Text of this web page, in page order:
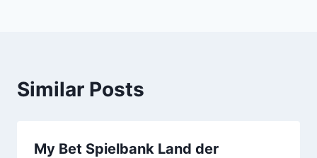
Similar Posts
My Bet Spielbank Land der